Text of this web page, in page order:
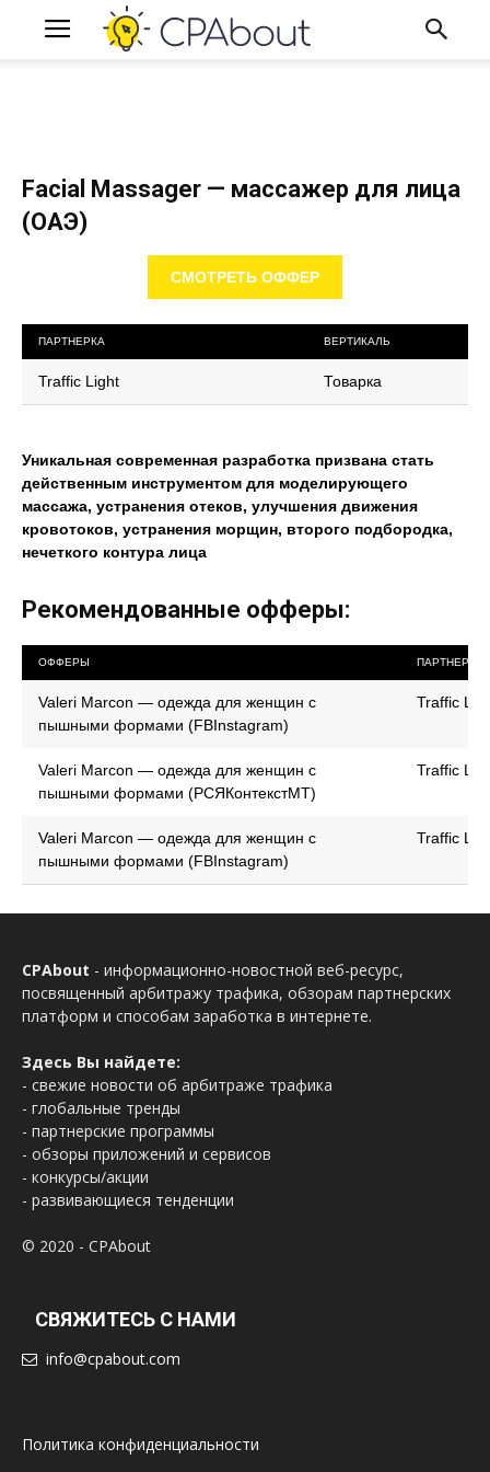
Facial Massager — массажер для лица
(ОАЭ)
СМОТРЕТЬ ОФФЕР
ПАРТНЕРКА ВЕРТИКАЛЬ
Traffic Light Товарка
Уникальная современная разработка призвана стать
действенным инструментом для моделирующего
массажа, устранения отеков, улучшения движения
кровотоков, устранения морщин, второго подбородка,
нечеткого контура лица
Рекомендованные офферы:
ОФФЕРЫ ПАРТНЕРКА
Valeri Marcon — одежда для женщин с
пышными формами (FBInstagram)
Traffic
Valeri Marcon — одежда для женщин с
пышными формами (РСЯКонтекстМТ)
Traffic
Valeri Marcon — одежда для женщин с
пышными формами (FBInstagram)
Traffic
CPAbout - информационно-новостной веб-ресурс,
посвященный арбитражу трафика, обзорам партнерских
платформ и способам заработка в интернете.
Здесь Вы найдете:
- свежие новости об арбитраже трафика
- глобальные тренды
- партнерские программы
- обзоры приложений и сервисов
- конкурсы/акции
- развивающиеся тенденции
© 2020 - CPAbout
СВЯЖИТЕСЬ С НАМИ
info@cpabout.com
Политика конфиденциальности